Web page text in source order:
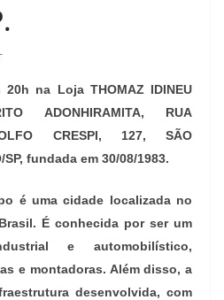
20h na Loja THOMAZ IDINEU
ADONHIRAMITA, RUA
CRESPI, 127, SÃO
SP, fundada em 30/08/1983.
é uma cidade localizada no
É conhecida por ser um
e automobilístico,
e montadoras. Além disso, a
desenvolvida, com